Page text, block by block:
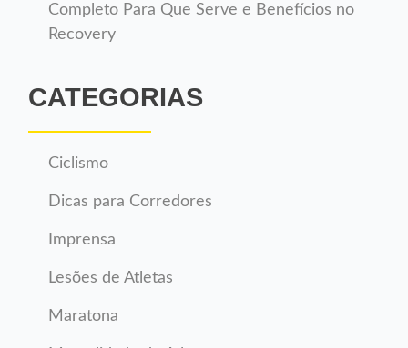
Completo Para Que Serve e Benefícios no
Recovery
CATEGORIAS
Ciclismo
Dicas para Corredores
Imprensa
Lesões de Atletas
Maratona